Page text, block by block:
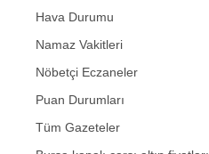
Hava Durumu
Namaz Vakitleri
Nöbetçi Eczaneler
Puan Durumları
Tüm Gazeteler